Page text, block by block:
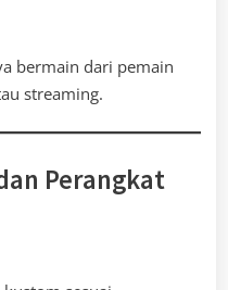
bermain dari pemain
streaming.
Perangkat